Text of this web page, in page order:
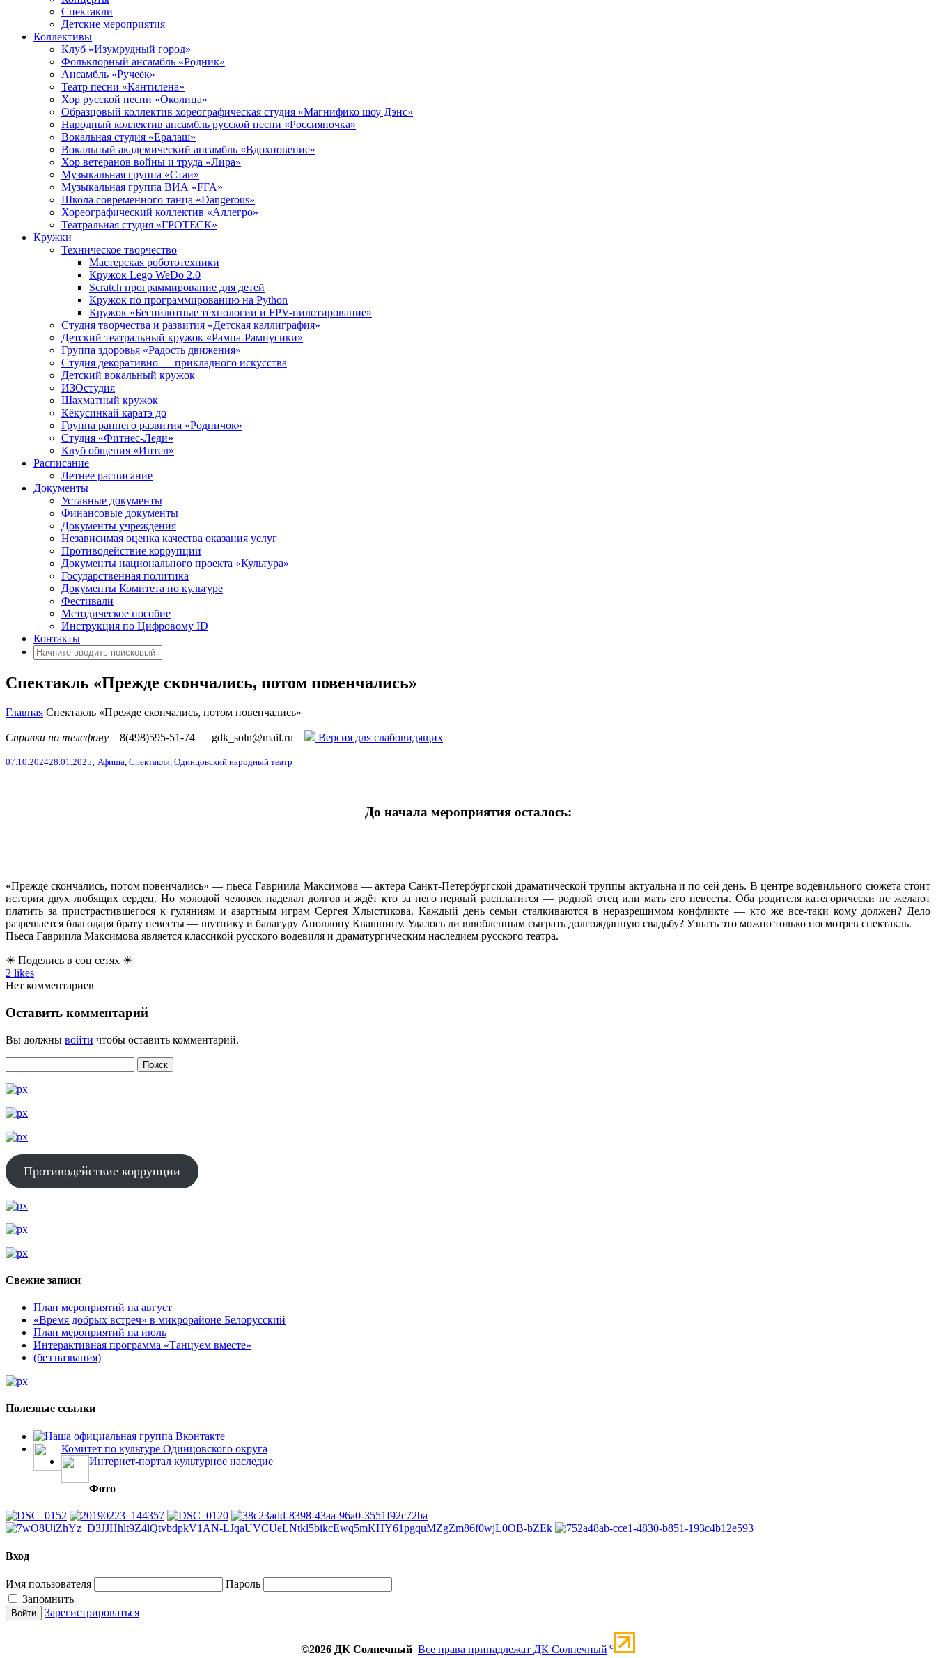
Спектакли
Детские мероприятия
Коллективы
Клуб «Изумрудный город»
Фольклорный ансамбль «Родник»
Ансамбль «Ручеёк»
Театр песни «Кантилена»
Хор русской песни «Околица»
Образцовый коллектив хореографическая студия «Магнифико шоу Дэнс»
Народный коллектив ансамбль русской песни «Россияночка»
Вокальная студия «Ералаш»
Вокальный академический ансамбль «Вдохновение»
Хор ветеранов войны и труда «Лира»
Музыкальная группа «Стаи»
Музыкальная группа ВИА «FFA»
Школа современного танца «Dangerous»
Хореографический коллектив «Аллегро»
Театральная студия «ГРОТЕСК»
Кружки
Техническое творчество
Мастерская робототехники
Кружок Lego WeDo 2.0
Scratch программирование для детей
Кружок по программированию на Python
Кружок «Беспилотные технологии и FPV-пилотирование»
Студия творчества и развития «Детская каллиграфия»
Детский театральный кружок «Рампа-Рампусики»
Группа здоровья «Радость движения»
Студия декоративно — прикладного искусства
Детский вокальный кружок
ИЗОстудия
Шахматный кружок
Кёкусинкай каратэ до
Группа раннего развития «Родничок»
Cтудия «Фитнес-Леди»
Клуб общения «Интел»
Расписание
Летнее расписание
Документы
Уставные документы
Финансовые документы
Документы учреждения
Независимая оценка качества оказания услуг
Противодействие коррупции
Документы национального проекта «Культура»
Государственная политика
Документы Комитета по культуре
Фестивали
Методическое пособие
Инструкция по Цифровому ID
Контакты
Спектакль «Прежде скончались, потом повенчались»
Главная Спектакль «Прежде скончались, потом повенчались»
Справки по телефону 8(498)595-51-74 gdk_soln@mail.ru Версия для слабовидящих
07.10.202428.01.2025, Афиша Спектакли Одинцовский народный театр
До начала мероприятия осталось:
«Прежде скончались, потом повенчались» — пьеса Гавриила Максимова — актера Санкт-Петербургской драматической труппы актуальна и по сей день. В центре водевильного сюжета стоит
история двух любящих сердец. Но молодой человек наделал долгов и ждёт кто за него первый расплатится — родной отец или мать его невесты. Оба родителя категорически не желают
платить за пристрастившегося к гуляниям и азартным играм Сергея Хлыстикова. Каждый день семьи сталкиваются в неразрешимом конфликте — кто же все-таки кому должен? Дело
разрешается благодаря брату невесты — шутнику и балагуру Аполлону Квашнину. Удалось ли влюбленным сыграть долгожданную свадьбу? Узнать это можно только посмотрев спектакль.
Пьеса Гавриила Максимова является классикой русского водевиля и драматургическим наследием русского театра.
☀ Поделись в соц сетях ☀
2 likes
Нет комментариев
Оставить комментарий
Вы должны войти чтобы оставить комментарий.
Противодействие коррупции
Свежие записи
План мероприятий на август
«Время добрых встреч» в микрорайоне Белорусский
План мероприятий на июль
Интерактивная программа «Танцуем вместе»
(без названия)
Полезные ссылки
Наша официальная группа Вконтакте
Комитет по культуре Одинцовского округа
Интернет-портал культурное наследие
Фото
Вход
Имя пользователя
Пароль
Запомнить
Зарегистрироваться
©2026 ДК Солнечный Все права принадлежат ДК Солнечный c